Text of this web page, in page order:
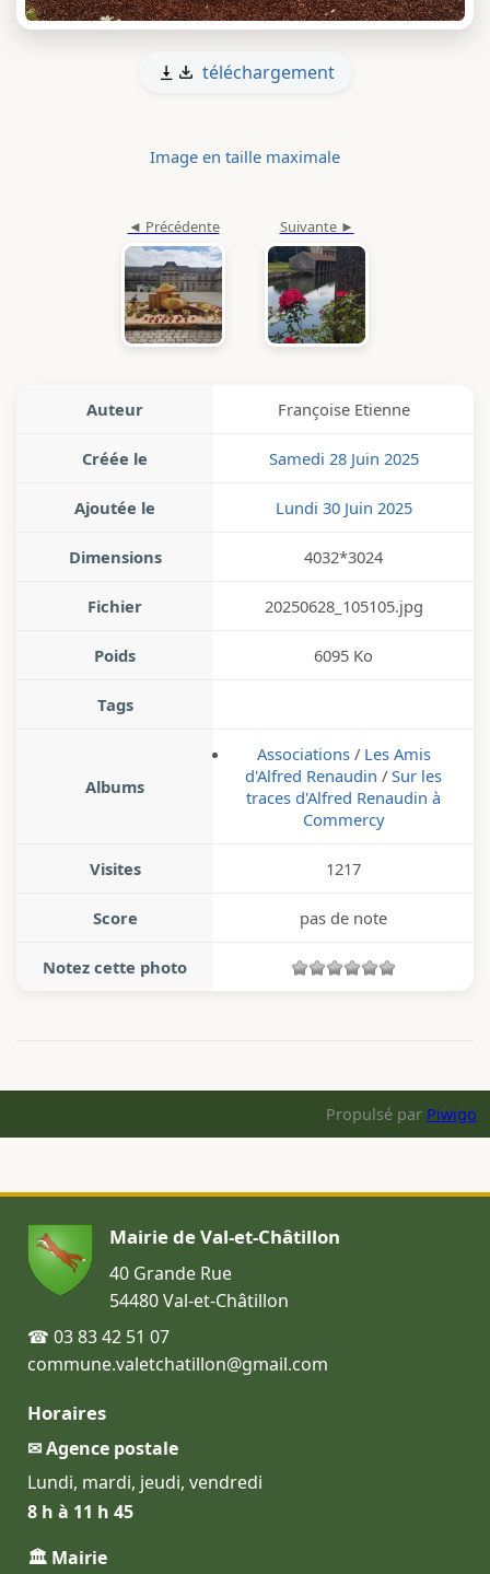
téléchargement
Image en taille maximale
Auteur Françoise Etienne
Créée le Samedi 28 Juin 2025
Ajoutée le Lundi 30 Juin 2025
Dimensions 4032*3024
Fichier 20250628_105105.jpg
Poids 6095 Ko
Tags
Albums
Associations/ Les Amis
d'Alfred Renaudin / Sur les
traces d'Alfred Renaudin à
Commercy
Visites 1217
Score pas de note
Notez cette photo
Propulsé par Piwigo
Mairie de Val-et-Châtillon
40 Grande Rue
54480 Val-et-Châtillon
☎ 03 83 42 51 07
commune.valetchatillon@gmail.com
Horaires
✉ Agence postale
Lundi, mardi, jeudi, vendredi
8 h à 11 h 45
🏛 Mairie